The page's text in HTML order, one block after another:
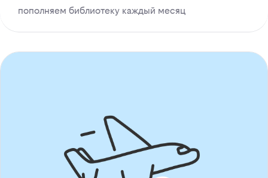
пополняем библиотеку каждый месяц